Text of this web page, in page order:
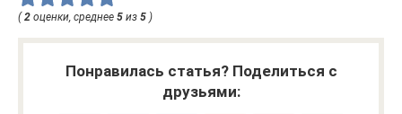
(2 оценки, среднее 5 из 5 )
Понравилась статья? Поделиться с
друзьями: